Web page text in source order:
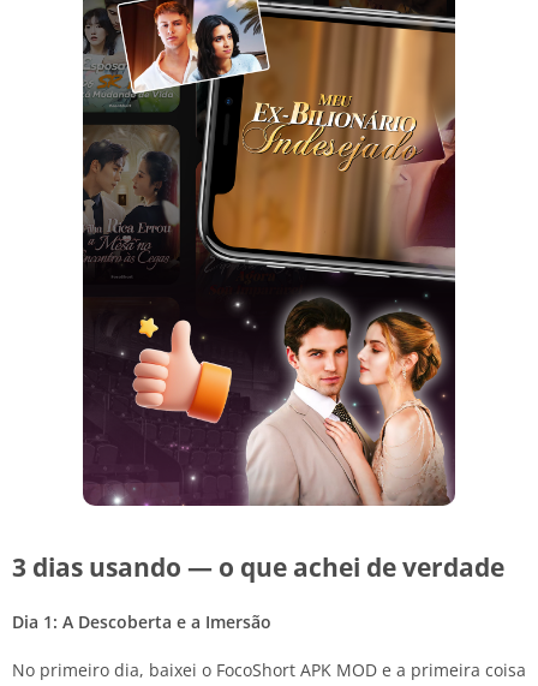
3 dias usando — o que achei de verdade
Dia 1: A Descoberta e a Imersão
No primeiro dia, baixei o FocoShort APK MOD e a primeira coisa